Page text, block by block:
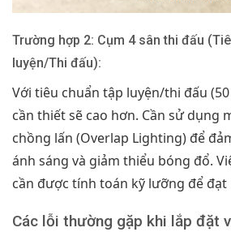
Trường hợp 2: Cụm 4 sân thi đấu
luyện/Thi đấu):
Với tiêu chuẩn tập luyện/thi đấu
cần thiết sẽ cao hơn. Cần sử dụng
chồng lấn (Overlap Lighting) để
ánh sáng và giảm thiểu bóng đổ.
cần được tính toán kỹ lưỡng để
Các lỗi thường gặp khi lắp đặt